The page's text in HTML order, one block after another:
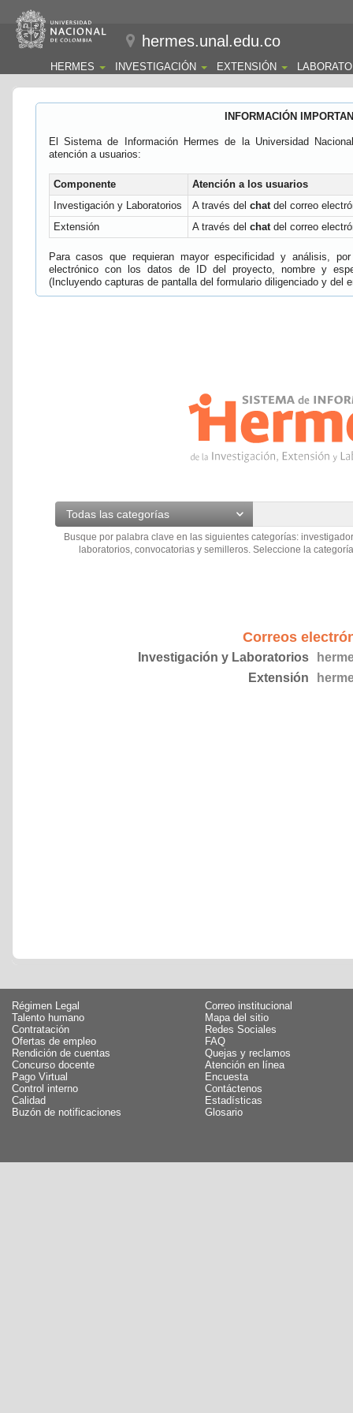
hermes.unal.edu.co
HERMES INVESTIGACIÓN EXTENSIÓN
INFORMACIÓN
El Sistema de Información Hermes de la Universidad
atención a usuarios:
Componente
Atención a los usuarios
Investigación y Laboratorios
A través del chatdel correo
Extensión
A través del chatdel correo
Para casos que requieran mayor especificidad y análisis,
electrónico con los datos de ID del proyecto, nombre y
(Incluyendo capturas de pantalla del formulario diligenciado y del
Todas las categorías
Busque por palabra clave en las siguientes categorías:
laboratorios, convocatorias y semilleros. Seleccione la
Correos
Investigación y Laboratorios
Extensión
Régimen Legal
Talento humano
Contratación
Ofertas de empleo
Rendición de cuentas
Concurso docente
Pago Virtual
Control interno
Calidad
Buzón de notificaciones
Correo institucional
Mapa del sitio
Redes Sociales
FAQ
Quejas y reclamos
Atención en línea
Encuesta
Contáctenos
Estadísticas
Glosario